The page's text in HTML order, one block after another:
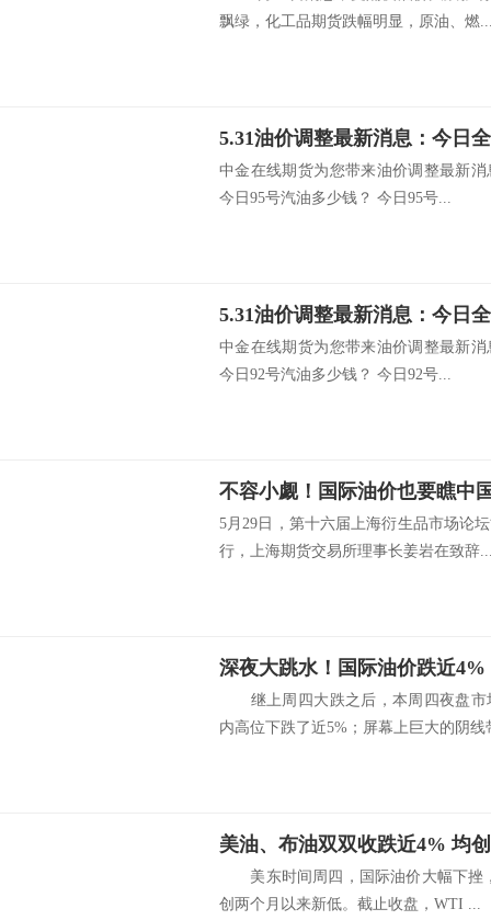
飘绿，化工品期货跌幅明显，原油、燃
中金在线期货为您带来油价调整最新
今日95号汽油多少钱？ 今日95号...
中金在线期货为您带来油价调整最新
今日92号汽油多少钱？ 今日92号...
不容小觑！国际油价也要瞧中
5月29日，第十六届上海衍生品市场论
行，上海期货交易所理事长姜岩在致辞
继上周四大跌之后，本周四夜盘市
内高位下跌了近5%；屏幕上巨大的阴线
美油、布油双双收跌近4% 均
美东时间周四，国际油价大幅下挫
创两个月以来新低。截止收盘，WTI ...